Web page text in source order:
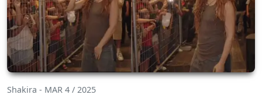
Shakira - MAR 4 / 2025